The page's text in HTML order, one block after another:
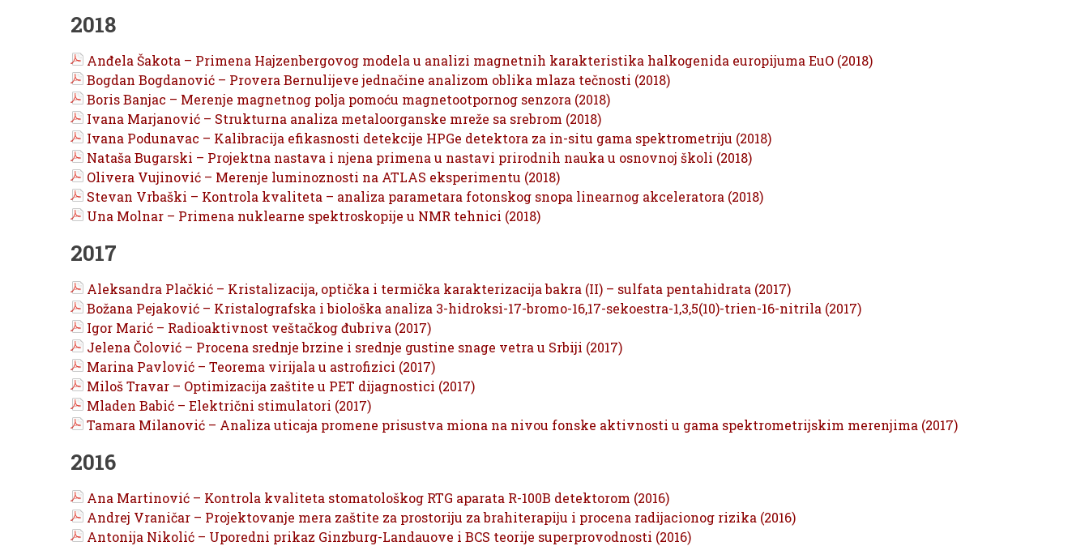
2018
Anđela Šakota – Primena Hajzenbergovog modela u analizi magnetnih karakteristika halkogenida europijuma EuO (2018)
Bogdan Bogdanović – Provera Bernulijeve jednačine analizom oblika mlaza tečnosti (2018)
Boris Banjac – Merenje magnetnog polja pomoću magnetootpornog senzora (2018)
Ivana Marjanović – Strukturna analiza metaloorganske mreže sa srebrom (2018)
Ivana Podunavac – Kalibracija efikasnosti detekcije HPGe detektora za in-situ gama spektrometriju (2018)
Nataša Bugarski – Projektna nastava i njena primena u nastavi prirodnih nauka u osnovnoj školi (2018)
Olivera Vujinović – Merenje luminoznosti na ATLAS eksperimentu (2018)
Stevan Vrbaški – Kontrola kvaliteta – analiza parametara fotonskog snopa linearnog akceleratora (2018)
Una Molnar – Primena nuklearne spektroskopije u NMR tehnici (2018)
2017
Aleksandra Plačkić – Kristalizacija, optička i termička karakterizacija bakra (II) – sulfata pentahidrata (2017)
Božana Pejaković – Kristalografska i biološka analiza 3-hidroksi-17-bromo-16,17-sekoestra-1,3,5(10)-trien-16-nitrila (2017)
Igor Marić – Radioaktivnost veštačkog đubriva (2017)
Jelena Čolović – Procena srednje brzine i srednje gustine snage vetra u Srbiji (2017)
Marina Pavlović – Teorema virijala u astrofizici (2017)
Miloš Travar – Optimizacija zaštite u PET dijagnostici (2017)
Mladen Babić – Električni stimulatori (2017)
Tamara Milanović – Analiza uticaja promene prisustva miona na nivou fonske aktivnosti u gama spektrometrijskim merenjima (2017)
2016
Ana Martinović – Kontrola kvaliteta stomatološkog RTG aparata R-100B detektorom (2016)
Andrej Vraničar – Projektovanje mera zaštite za prostoriju za brahiterapiju i procena radijacionog rizika (2016)
Antonija Nikolić – Uporedni prikaz Ginzburg-Landauove i BCS teorije superprovodnosti (2016)